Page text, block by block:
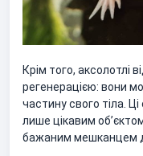
Крім того, аксолотлі
регенерацією: вони
частину свого тіла.
лише цікавим
бажаним мешканцем